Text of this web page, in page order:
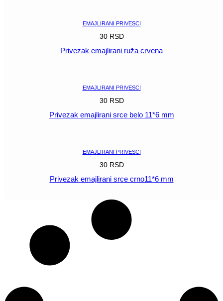
EMAJLIRANI PRIVESCI
30 RSD
Privezak emajlirani ruža crvena
EMAJLIRANI PRIVESCI
30 RSD
Privezak emajlirani srce belo 11*6 mm
EMAJLIRANI PRIVESCI
30 RSD
Privezak emajlirani srce crno11*6 mm